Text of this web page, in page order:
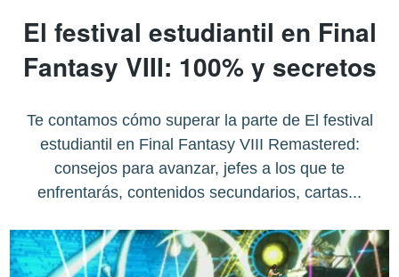
El festival estudiantil en Final
Fantasy VIII: 100% y secretos
Te contamos cómo superar la parte de El festival
estudiantil en Final Fantasy VIII Remastered:
consejos para avanzar, jefes a los que te
enfrentarás, contenidos secundarios, cartas...